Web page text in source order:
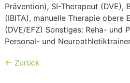
Prävention), SI-Therapeut (DVE),
(IBITA), manuelle Therapie obere
(DVE/EFZ) Sonstiges: Reha- und
Personal- und
← Zurück